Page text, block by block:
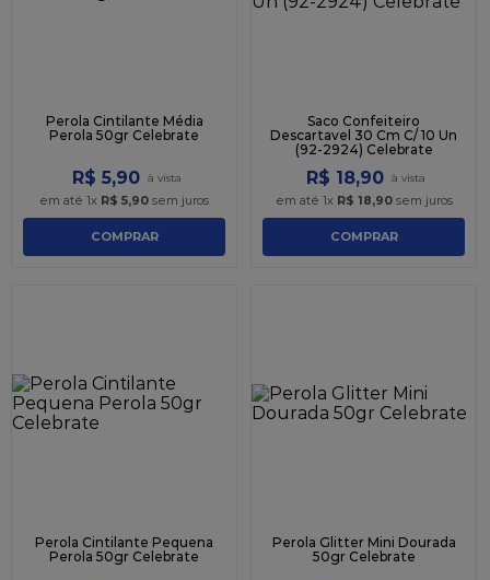
Perola Cintilante Média
Perola 50gr Celebrate
R$ 5,90
em até 1x R$ 5,90 sem juros
COMPRAR
Saco Confeiteiro
Descartavel 30 Cm C/ 10 Un
(92-2924) Celebrate
R$ 18,90
em até 1x R$ 18,90sem juros
COMPRAR
Perola Cintilante Pequena
Perola 50gr Celebrate
Perola Glitter Mini Dourada
50gr Celebrate